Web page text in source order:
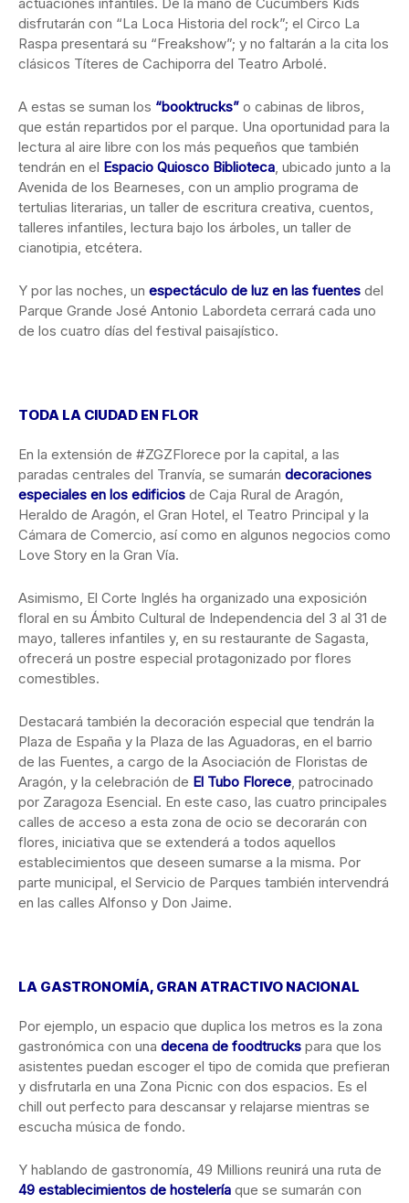
disfrutarán con “La Loca Historia del rock”; el Circo La
Raspa presentará su “Freakshow”; y no faltarán a la cita los
clásicos Títeres de Cachiporra del Teatro Arbolé.
A estas se suman los “booktrucks” o cabinas de libros,
que están repartidos por el parque. Una oportunidad para la
lectura al aire libre con los más pequeños que también
tendrán en el Espacio Quiosco Biblioteca , ubicado junto a la
Avenida de los Bearneses, con un amplio programa de
tertulias literarias, un taller de escritura creativa, cuentos,
talleres infantiles, lectura bajo los árboles, un taller de
cianotipia, etcétera.
Y por las noches, un espectáculo de luz en las fuentes del
Parque Grande José Antonio Labordeta cerrará cada uno
de los cuatro días del festival paisajístico.
TODA LA CIUDAD EN FLOR
En la extensión de #ZGZFlorece por la capital, a las
paradas centrales del Tranvía, se sumarán decoraciones
especiales en los edificios de Caja Rural de Aragón,
Heraldo de Aragón, el Gran Hotel, el Teatro Principal y la
Cámara de Comercio, así como en algunos negocios como
Love Story en la Gran Vía.
Asimismo, El Corte Inglés ha organizado una exposición
floral en su Ámbito Cultural de Independencia del 3 al 31 de
mayo, talleres infantiles y, en su restaurante de Sagasta,
ofrecerá un postre especial protagonizado por flores
comestibles.
Destacará también la decoración especial que tendrán la
Plaza de España y la Plaza de las Aguadoras, en el barrio
de las Fuentes, a cargo de la Asociación de Floristas de
Aragón, y la celebración de El Tubo Florece , patrocinado
por Zaragoza Esencial. En este caso, las cuatro principales
calles de acceso a esta zona de ocio se decorarán con
flores, iniciativa que se extenderá a todos aquellos
establecimientos que deseen sumarse a la misma. Por
parte municipal, el Servicio de Parques también intervendrá
en las calles Alfonso y Don Jaime.
LA GASTRONOMÍA, GRAN ATRACTIVO NACIONAL
Por ejemplo, un espacio que duplica los metros es la zona
gastronómica con una decena de foodtrucks para que los
asistentes puedan escoger el tipo de comida que prefieran
y disfrutarla en una Zona Picnic con dos espacios. Es el
chill out perfecto para descansar y relajarse mientras se
escucha música de fondo.
Y hablando de gastronomía, 49 Millions reunirá una ruta de
49 establecimientos de hostelería que se sumarán con